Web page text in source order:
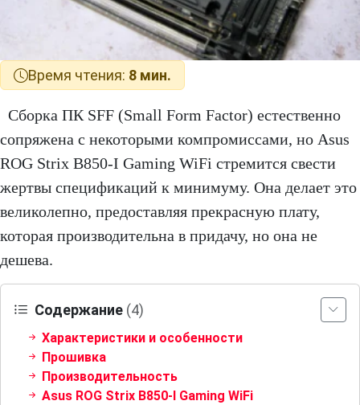
Время чтения: 8 мин.
Сборка ПК SFF (Small Form Factor) естественно
сопряжена с некоторыми компромиссами, но Asus
ROG Strix B850-I Gaming WiFi стремится свести
жертвы спецификаций к минимуму. Она делает это
великолепно, предоставляя прекрасную плату,
которая производительна в придачу, но она не
дешева.
Содержание (4)
Характеристики и особенности
Прошивка
Производительность
Asus ROG Strix B850-I Gaming WiFi